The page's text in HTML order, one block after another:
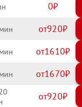
0
920
1610
1670
920